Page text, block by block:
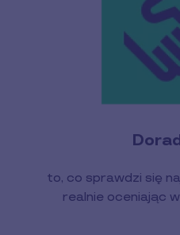
to, co sprawdzi się
realnie oceniając